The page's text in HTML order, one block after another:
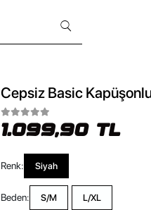
Cepsiz Basic
1.099,90 TL
Renk: Siyah
Beden: S/M L/XL